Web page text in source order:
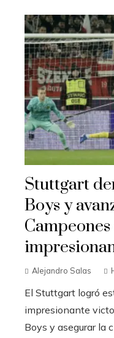
Stuttgart
Boys y
Alejandro Salas
El Stuttgart logró
impresionante
Boys y asegurar la